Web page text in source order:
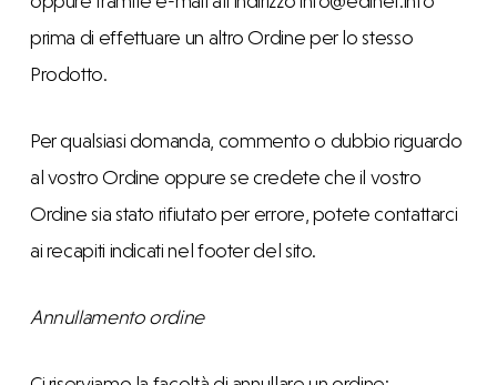
prima di effettuare un altro Ordine per lo stesso
Prodotto.
Per qualsiasi domanda, commento o dubbio riguardo
al vostro Ordine oppure se credete che il vostro
Ordine sia stato rifiutato per errore, potete contattarci
ai recapiti indicati nel footer del sito.
Annullamento ordine